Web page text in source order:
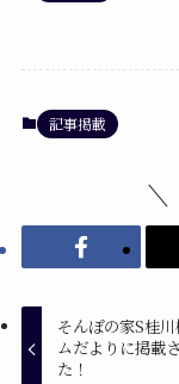
記事掲載
そんぽの家S桂
ムだよりに掲載
た！